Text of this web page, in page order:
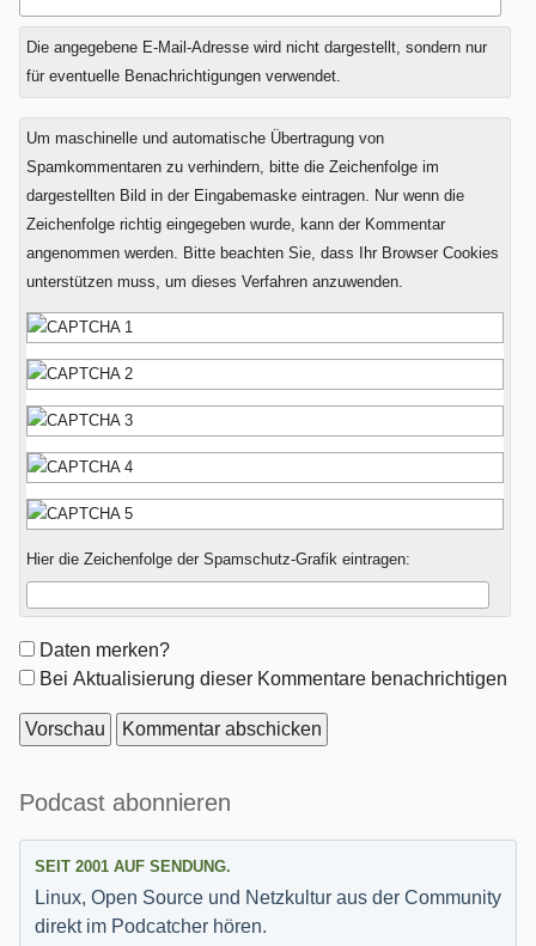
Die angegebene E-Mail-Adresse wird nicht dargestellt, sondern nur
für eventuelle Benachrichtigungen verwendet.
Um maschinelle und automatische Übertragung von
Spamkommentaren zu verhindern, bitte die Zeichenfolge im
dargestellten Bild in der Eingabemaske eintragen. Nur wenn die
Zeichenfolge richtig eingegeben wurde, kann der Kommentar
angenommen werden. Bitte beachten Sie, dass Ihr Browser Cookies
unterstützen muss, um dieses Verfahren anzuwenden.
Hier die Zeichenfolge der Spamschutz-Grafik eintragen:
Formular-
Optionen
Daten merken?
Bei Aktualisierung dieser Kommentare benachrichtigen
Seitenleiste
Podcast abonnieren
SEIT 2001 AUF SENDUNG.
Linux, Open Source und Netzkultur aus der Community
direkt im Podcatcher hören.